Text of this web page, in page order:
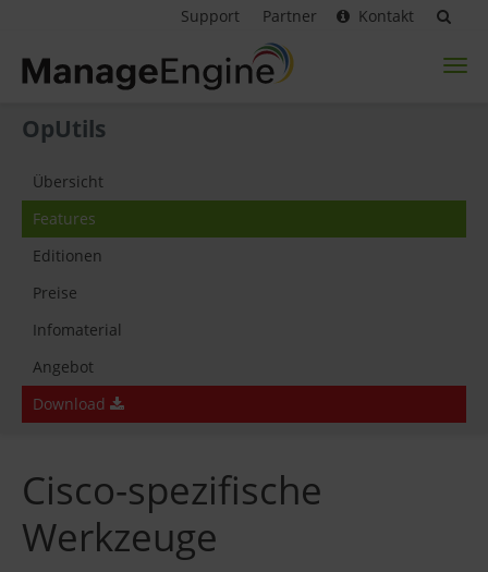
Support Partner Kontakt
OpUtils
Übersicht
Features
Editionen
Preise
Infomaterial
Angebot
Download
Cisco-spezifische
Werkzeuge